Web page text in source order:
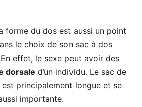
forme du dos est aussi un point
le choix de son sac à dos
effet, le sexe peut avoir des
dorsale d’un individu. Le sac de
principalement longue et se
importante.